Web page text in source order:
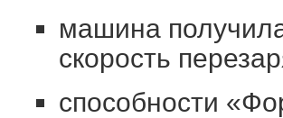
машина
скорость
способности